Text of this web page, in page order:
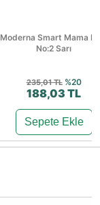
Moderna Smart Mama
No:2 Sarı
235,01 TL %20
188,03 TL
Sepete Ekle